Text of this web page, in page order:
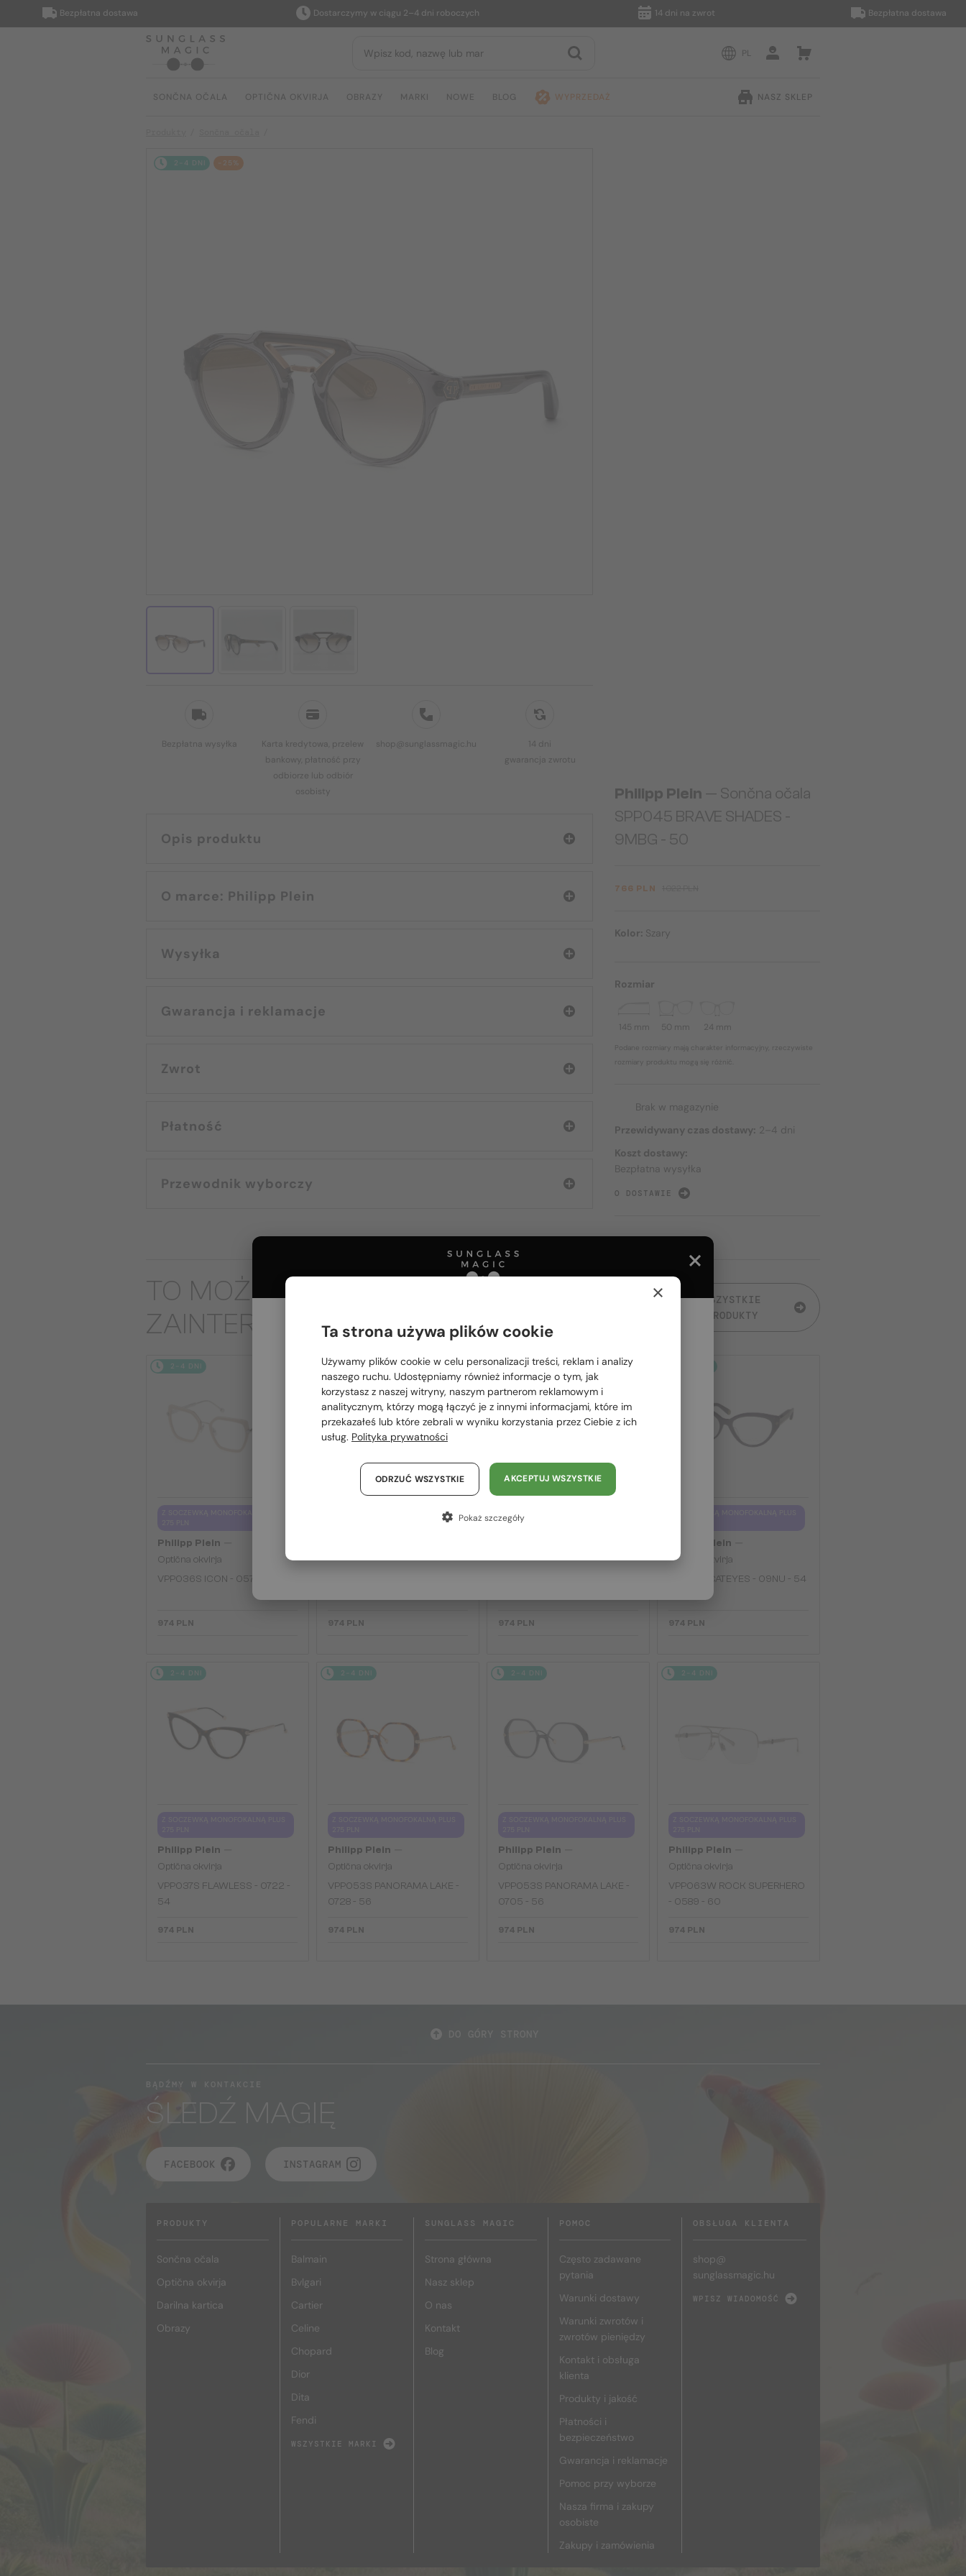
Bezpłatna dostawa Dostarczymy w ciągu 2–4 dni roboczych 14 dni na zwrot Bezpłatna dostawa
PL
SONČNA OČALA OPTIČNA OKVIRJA OBRAZY MARKI NOWE BLOG WYPRZEDAŻ NASZ SKLEP
2-4 DNI -25%
Bezpłatna wysyłka
Karta kredytowa, przelew
bankowy, płatność przy
odbiorze lub odbiór
osobisty
shop@sunglassmagic.hu
14 dni
gwarancja zwrotu
Opis produktu
O marce: Philipp Plein
Wysyłka
Gwarancja i reklamacje
Zwrot
Płatność
Przewodnik wyborczy
Philipp Plein — Sončna očala
SPP045 BRAVE SHADES -
9MBG - 50
766 PLN
Kolor: Szary
Rozmiar
145 mm 50 mm 24 mm
Podane rozmiary mają charakter informacyjny, rzeczywiste
rozmiary produktu mogą się różnić.
Brak w magazynie
Przewidywany czas dostawy: 2–4 dni
Koszt dostawy:
Bezpłatna wysyłka
O DOSTAWIE
TO MOŻE CIĘ RÓWNIEŻ
ZAINTERESOWAĆ
WSZYSTKIE
PRODUKTY
2-4 DNI
Philipp Plein
Optična okvirja
VPP036S ICON - 0579 - 54
974 PLN
2-4 DNI
Z SOCZEWKĄ MONOFOKALNĄ PLUS
Optična okvirja
974 PLN
2-4 DNI
Z SOCZEWKĄ MONOFOKALNĄ PLUS
275 PLN
Optična okvirja
974 PLN
Philipp Plein
Optična okvirja
VPP052 CATEYES - 09NU - 54
974 PLN
2-4 DNI
Philipp Plein
Optična okvirja
VPP037S FLAWLESS - 0722 -
54
974 PLN
2-4 DNI
Philipp Plein
Optična okvirja
VPP053S PANORAMA LAKE -
0728 - 56
974 PLN
2-4 DNI
Philipp Plein
Optična okvirja
VPP053S PANORAMA LAKE -
0705 - 56
974 PLN
2-4 DNI
Philipp Plein
Optična okvirja
VPP063W ROCK SUPERHERO
- 0589 - 60
974 PLN
BĄDŹMY W KONTAKCIE
ŚLEDŹ MAGIĘ
FACEBOOK INSTAGRAM
PRODUKTY
Sončna očala
Optična okvirja
Darilna kartica
Obrazy
POPULARNE MARKI
Balmain
Bvlgari
Cartier
Celine
Chopard
Dior
Dita
Fendi
WSZYSTKIE MARKI
SUNGLASS MAGIC
Strona główna
Nasz sklep
O nas
Kontakt
Blog
POMOC
Często zadawane
pytania
Warunki dostawy
Warunki zwrotów i
zwrotów pieniędzy
Kontakt i obsługa
klienta
Produkty i jakość
Płatności i
bezpieczeństwo
Gwarancja i reklamacje
Pomoc przy wyborze
Nasza firma i zakupy
osobiste
Zakupy i zamówienia
OBSŁUGA KLIENTA
shop@
sunglassmagic.hu
WPISZ WIADOMOŚĆ
Proszę wybierz z listy odpowiedni dla Ciebie kraj:
Polska / PL
România / RO
Magyarország / HU
Austria / AT
Francja / FR
×
Ta strona używa plików cookie
Używamy plików cookie w celu personalizacji treści, reklam i analizy
naszego ruchu. Udostępniamy również informacje o tym, jak
korzystasz z naszej witryny, naszym partnerom reklamowym i
analitycznym, którzy mogą łączyć je z innymi informacjami, które im
przekazałeś lub które zebrali w wyniku korzystania przez Ciebie z ich
usług. Polityka prywatności
AKCEPTUJ WSZYSTKIE
ODRZUĆ WSZYSTKIE
Pokaż szczegóły